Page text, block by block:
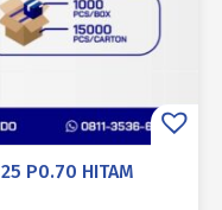
P0.70 HITAM